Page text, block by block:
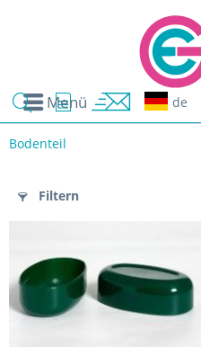
Menü
Bodenteil
Filtern